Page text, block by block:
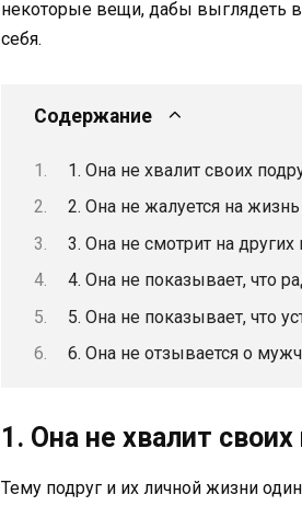
некоторые вещи, дабы выглядеть
себя.
Содержание
1. Она не хвалит своих
2. Она не жалуется на жизнь
3. Она не смотрит на
4. Она не показывает, что
5. Она не показывает, что
6. Она не отзывается о
1. Она не хвалит своих
Тему подруг и их личной жизни